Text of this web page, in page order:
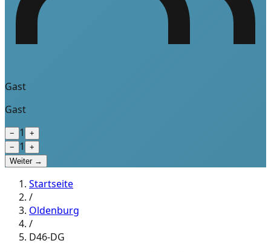
Gast
Gast
− 1
+
−
1
+
Weiter →
Startseite
/
Oldenburg
/
D46-DG